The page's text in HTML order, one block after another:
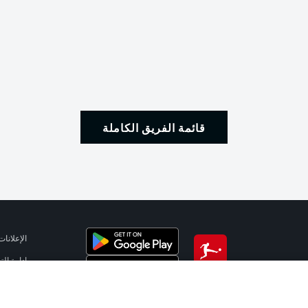
قائمة الفريق الكاملة
إدارة